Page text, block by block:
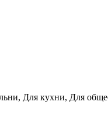
Для кухни, Для